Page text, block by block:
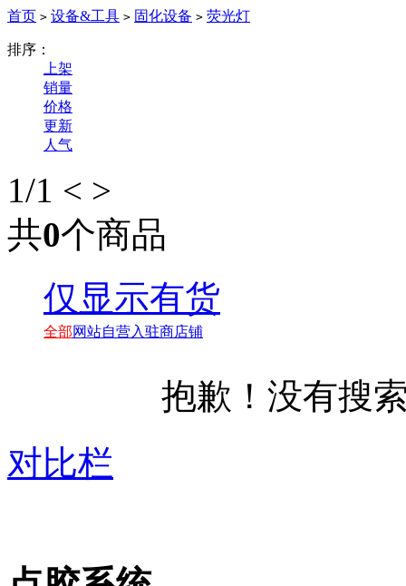
首页 > 设备&工具 > 固化设备 > 荧光灯
排序：
上架
销量
价格
更新
人气
1/1 < >
共0个商品
仅显示有货
全部网站自营入驻商店铺
抱歉！没有搜
对比栏